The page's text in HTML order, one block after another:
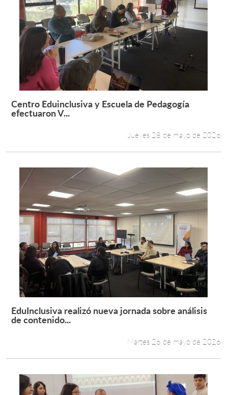
Leer más +
Centro Eduinclusiva y Escuela de Pedagogía
efectuaron V...
Jueves 28 de mayo de 2026
Leer más +
EduInclusiva realizó nueva jornada sobre análisis
de contenido...
Martes 26 de mayo de 2026